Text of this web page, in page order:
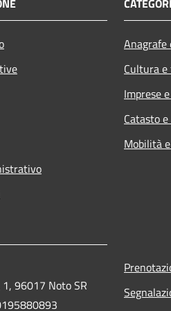
Cultura
Imprese
Catasto
Mobilità
96017 Noto SR